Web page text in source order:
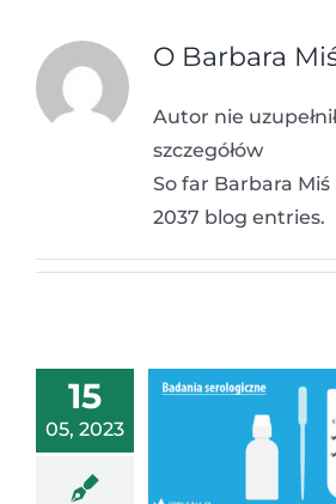
O Barbara
Autor nie
szczegółów
So far Barbara
2037 blog entries.
15
05, 2023